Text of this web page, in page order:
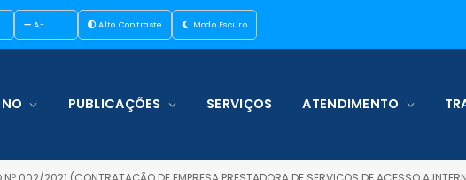
A- Alto Contraste Modo Escuro
PUBLICAÇÕES SERVIÇOS ATENDIMENTO